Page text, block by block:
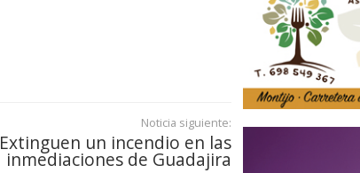
Noticia siguiente:
Extinguen un incendio en las
inmediaciones de Guadajira